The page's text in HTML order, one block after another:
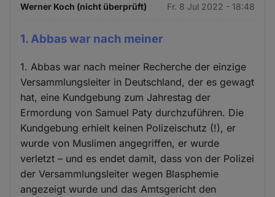
Werner Koch (nicht überprüft) Fr. 8 Jul 2022 - 18:48
1. Abbas war nach meiner
1. Abbas war nach meiner Recherche der einzige
Versammlungsleiter in Deutschland, der es gewagt
hat, eine Kundgebung zum Jahrestag der
Ermordung von Samuel Paty durchzuführen. Die
Kundgebung erhielt keinen Polizeischutz (!), er
wurde von Muslimen angegriffen, er wurde
verletzt – und es endet damit, dass von der Polizei
der Versammlungsleiter wegen Blasphemie
angezeigt wurde und das Amtsgericht den